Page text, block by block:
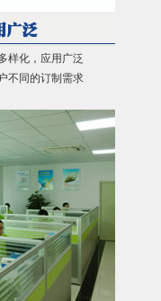
样化，应用广泛
不同的订制需求